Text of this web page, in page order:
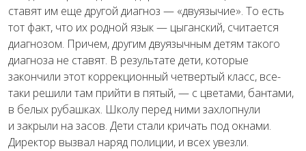
ставят им еще другой диагноз — «двуязычие». То есть
тот факт, что их родной язык — цыганский, считается
диагнозом. Причем, другим двуязычным детям такого
диагноза не ставят. В результате дети, которые
закончили этот коррекционный четвертый класс, все-
таки решили там прийти в пятый, — с цветами, бантами,
в белых рубашках. Школу перед ними захлопнули
и закрыли на засов. Дети стали кричать под окнами.
Директор вызвал наряд полиции, и всех увезли.